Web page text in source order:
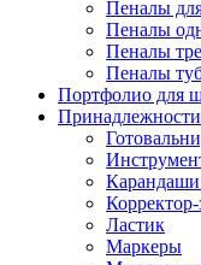
Пеналы
Пеналы
Пеналы
Пеналы
Портфолио для
Корректор-
Ластик
Маркеры